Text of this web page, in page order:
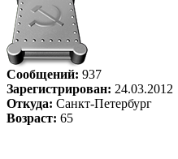
Сообщений: 937
Зарегистрирован: 24.03.2012
Откуда: Санкт-Петербург
Возраст: 65